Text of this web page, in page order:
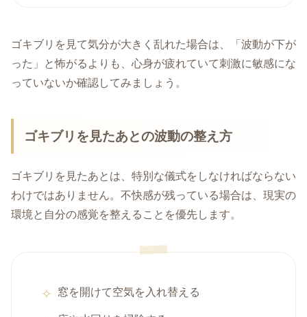
ゴキブリを見て気分が大きく乱れた場合は、「波動が下が
った」と怖がるよりも、心身が疲れていて刺激に敏感にな
っていないか確認してみましょう。
ゴキブリを見たあとの波動の整え方
ゴキブリを見たあとは、特別な儀式をしなければならない
わけではありません。不快感が残っている場合は、現実の
環境と自分の感覚を整えることを優先します。
窓を開けて空気を入れ替える